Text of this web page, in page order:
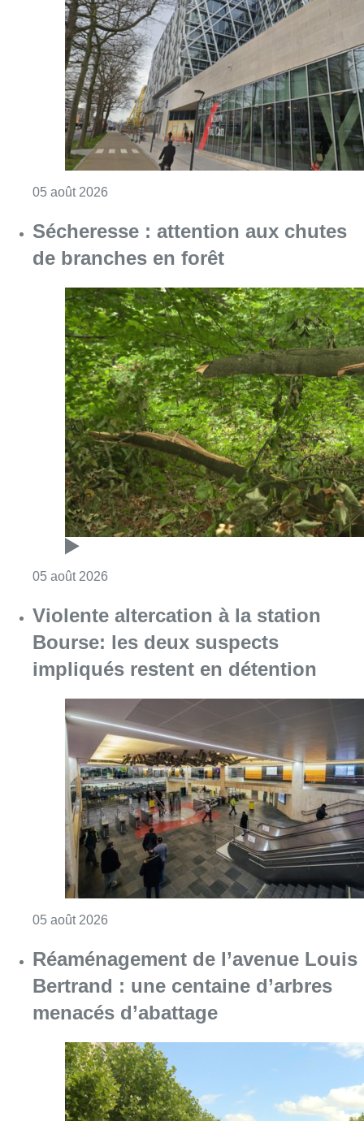
05 août 2026
Sécheresse : attention aux chutes
de branches en forêt
05 août 2026
Violente altercation à la station
Bourse: les deux suspects
impliqués restent en détention
05 août 2026
Réaménagement de l’avenue Louis
Bertrand : une centaine d’arbres
menacés d’abattage